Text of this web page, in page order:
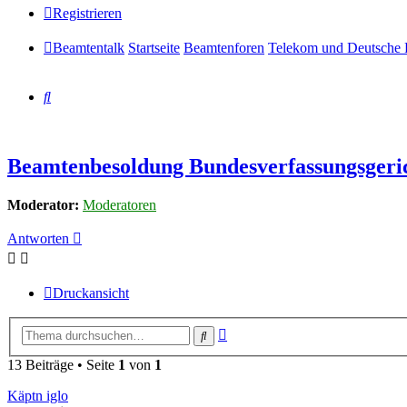
Registrieren
Beamtentalk Startseite Beamtenforen Telekom und Deutsche
Suche
Beamtenbesoldung
Moderator: Moderatoren
Antworten
Druckansicht
Suche
13 Beiträge • Seite 1 von 1
Käptn iglo